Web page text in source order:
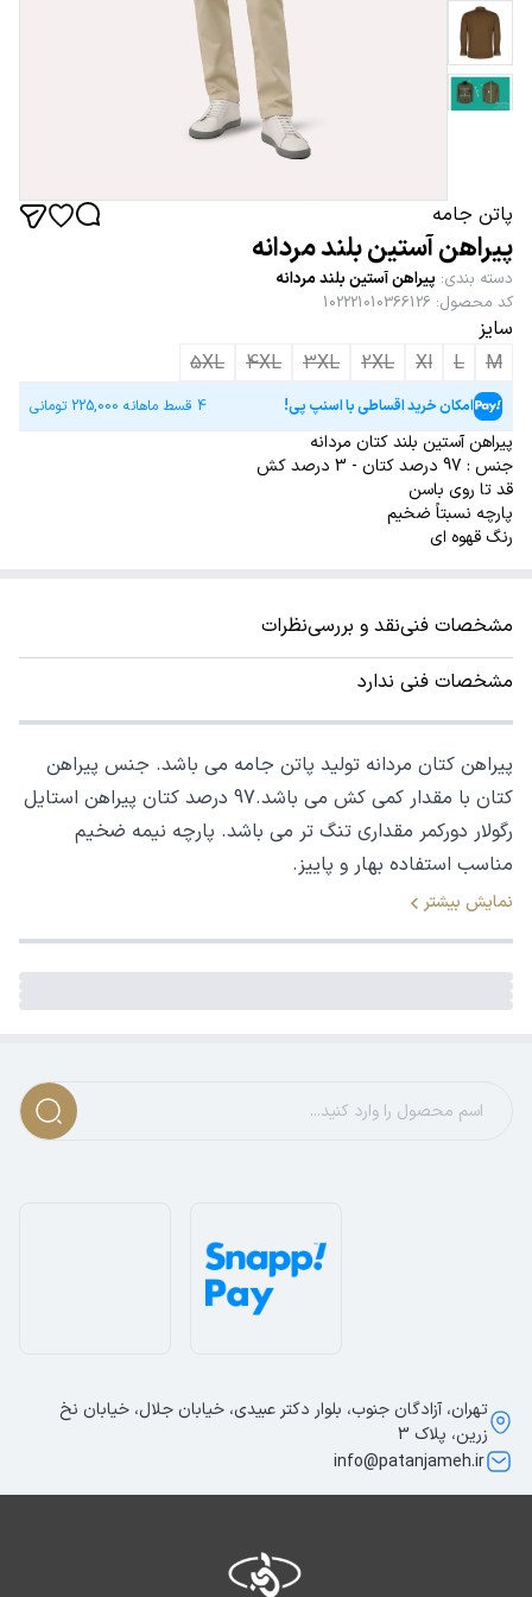
پاتن جامه
پیراهن آستین بلند مردانه
دسته بندی: پیراهن آستین بلند مردانه
کد محصول:
102221010366126
سایز
M
L
Xl
2XL
3XL
4XL
5XL
امکان خرید اقساطی با اسنپ پی! 4 قسط ماهانه 225,000 تومانی
پیراهن آستین بلند کتان مردانه
جنس : 97 درصد کتان - 3 درصد کش
قد تا روی باسن
پارچه نسبتاً ضخیم
رنگ قهوه ای
مشخصات فنینقد و بررسینظرات
مشخصات فنی ندارد
پیراهن کتان مردانه تولید پاتن جامه می باشد. جنس پیراهن
کتان با مقدار کمی کش می باشد.97 درصد کتان پیراهن استایل
رگولار دورکمر مقداری تنگ تر می باشد. پارچه نیمه ضخیم
مناسب استفاده بهار و پاییز.
نمایش بیشتر
تهران، آزادگان جنوب، بلوار دکتر عبیدی، خیابان جلال، خیابان نخ
زرین، پلاک 3
info@patanjameh.ir